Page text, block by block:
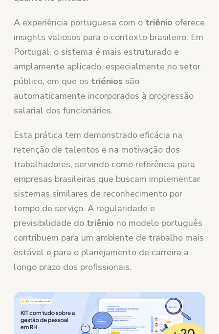
A experiência portuguesa com o triênio oferece
insights valiosos para o contexto brasileiro. Em
Portugal, o sistema é mais estruturado e
amplamente aplicado, especialmente no setor
público, em que os triénios são
automaticamente incorporados à progressão
salarial dos funcionários.
Esta prática tem demonstrado eficácia na
retenção de talentos e na motivação dos
trabalhadores, servindo como referência para
empresas brasileiras que buscam implementar
sistemas similares de reconhecimento por
tempo de serviço. A regularidade e
previsibilidade do triênio no modelo português
contribuem para um ambiente de trabalho mais
estável e para o planejamento de carreira a
longo prazo dos profissionais.